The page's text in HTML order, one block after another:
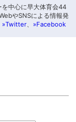
中心に早大体育会44
やSNSによる情報発
»Twitter、 »Facebook